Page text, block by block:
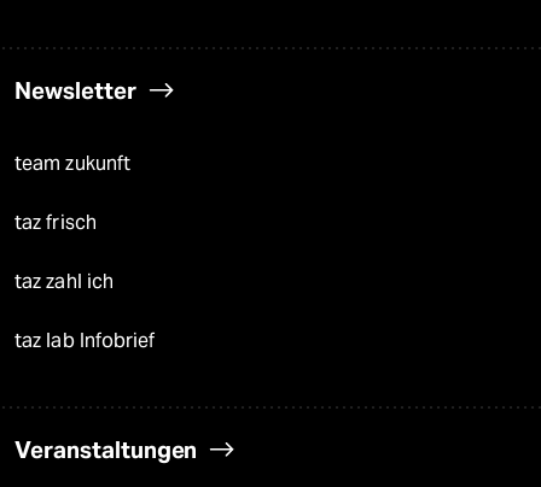
Newsletter
team zukunft
taz frisch
taz zahl ich
taz lab Infobrief
Veranstaltungen